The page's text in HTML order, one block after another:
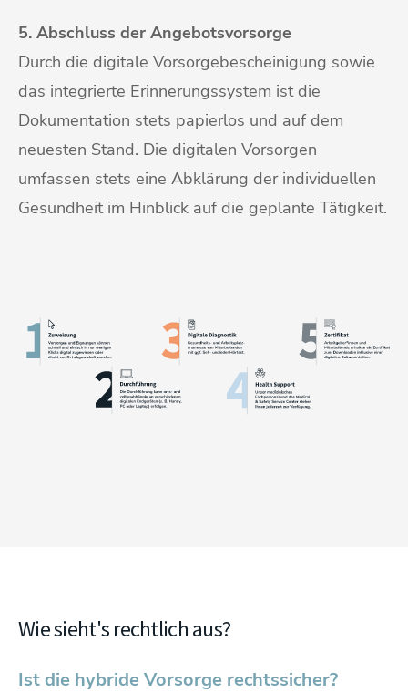
5. Abschluss der Angebotsvorsorge
Durch die digitale Vorsorgebescheinigung sowie
das integrierte Erinnerungssystem ist die
Dokumentation stets papierlos und auf dem
neuesten Stand. Die digitalen Vorsorgen
umfassen stets eine Abklärung der individuellen
Gesundheit im Hinblick auf die geplante Tätigkeit.
Wie sieht's rechtlich aus?
Ist die hybride Vorsorge rechtssicher?